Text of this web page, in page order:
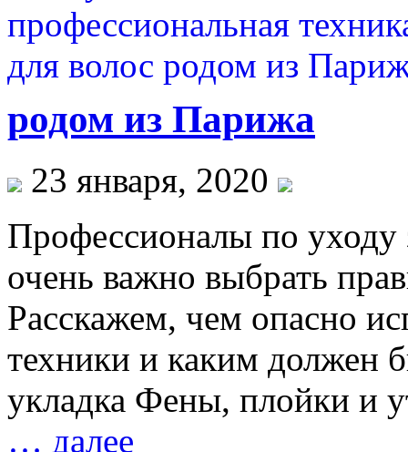
родом из Парижа
23 января, 2020
Профессионалы по уходу
очень важно выбрать
Расскажем, чем опасно
техники и каким должен
укладка Фены, плойки и
… далее